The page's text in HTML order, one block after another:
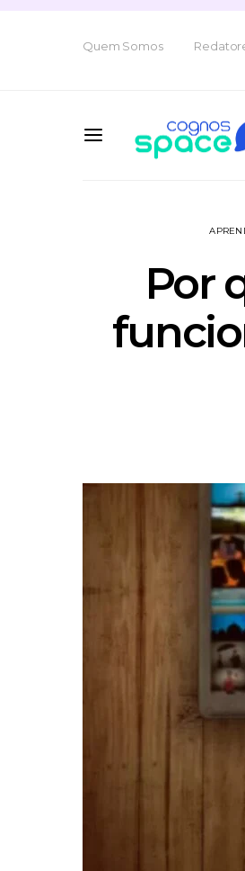
Quem Somos
Por